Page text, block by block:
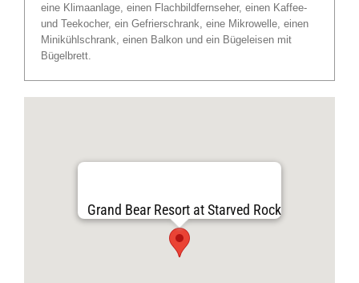
eine Klimaanlage, einen Flachbildfernseher, einen Kaffee-
und Teekocher, ein Gefrierschrank, eine Mikrowelle, einen
Minikühlschrank, einen Balkon und ein Bügeleisen mit
Bügelbrett.
Grand Bear Resort at Starved Rock